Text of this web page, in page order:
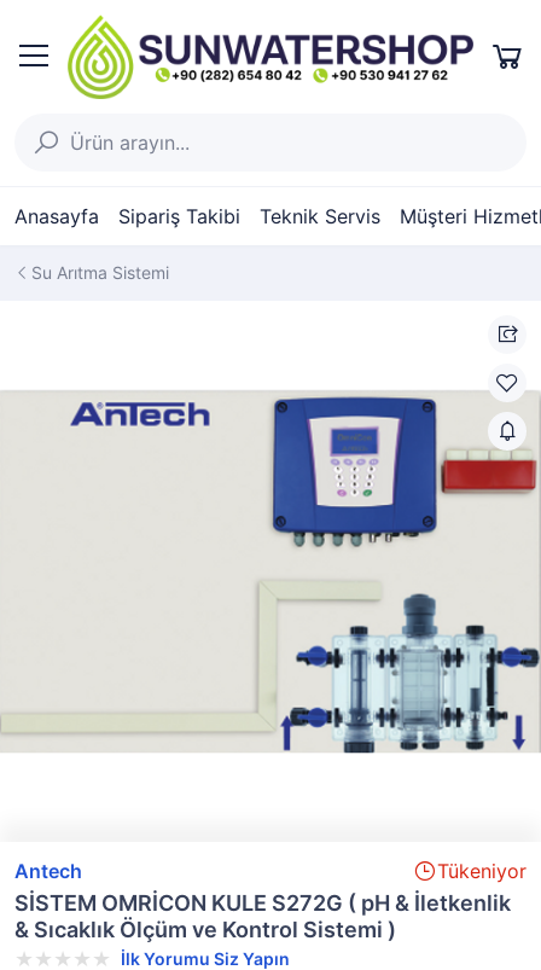
Anasayfa Sipariş Takibi Teknik Servis Müşteri
Su Arıtma Sistemi
Antech Tükeniyor
SİSTEM OMRİCON KULE S272G ( pH & İletkenlik
& Sıcaklık Ölçüm ve Kontrol Sistemi )
İlk Yorumu Siz Yapın